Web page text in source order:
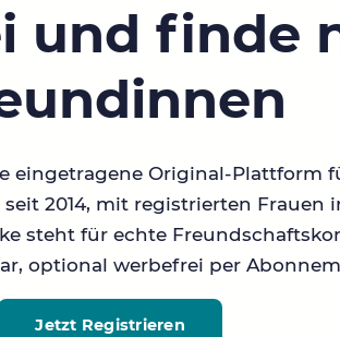
und finde
eingetragene Original-Plattform
2014, mit registrierten Frauen
steht für echte
optional werbefrei per
Jetzt Registrieren